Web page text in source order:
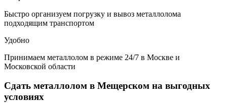
Быстро организуем погрузку и вывоз металлолома
подходящим транспортом
Удобно
Принимаем металлолом в режиме 24/7 в Москве и
Московской области
Сдать металлолом в Мещерском на выгодных
условиях